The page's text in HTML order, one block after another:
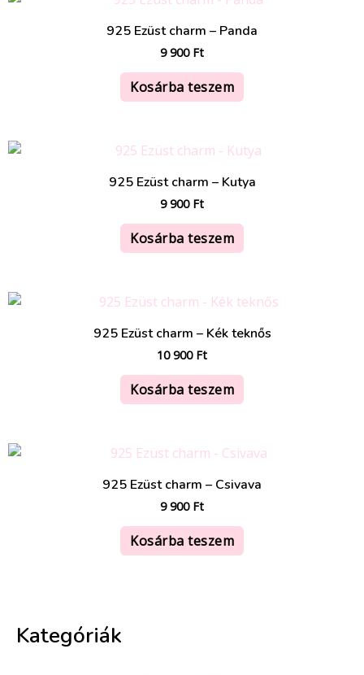
925 Ezüst charm – Panda
9 900 Ft
Kosárba teszem
925 Ezüst charm – Kutya
9 900 Ft
Kosárba teszem
925 Ezüst charm – Kék teknős
10 900 Ft
Kosárba teszem
925 Ezüst charm – Csivava
9 900 Ft
Kosárba teszem
Kategóriák